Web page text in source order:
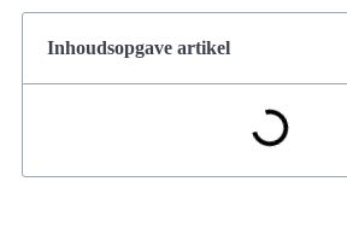
Inhoudsopgave artikel